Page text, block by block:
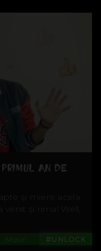
AN DE
și miere acela
și rima! Well,
#UNLOCK
Music